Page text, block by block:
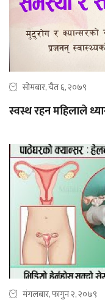
सोमबार, चैत ६, २०७९
स्वस्थ रहन महिलाले
मंगलबार, फागुन २, २०७९